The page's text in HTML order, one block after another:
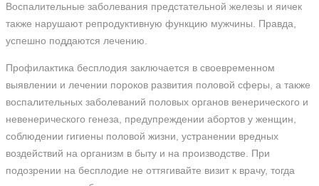
Воспалительные заболевания предстательной железы и яичек
также нарушают репродуктивную функцию мужчины. Правда,
успешно поддаются лечению.
Профилактика бесплодия заключается в своевременном
выявлении и лечении пороков развития половой сферы, а также
воспалительных заболеваний половых органов венерического и
невенерического генеза, предупреждении абортов у женщин,
соблюдении гигиены половой жизни, устранении вредных
воздействий на организм в быту и на производстве. При
подозрении на бесплодие не оттягивайте визит к врачу, тогда